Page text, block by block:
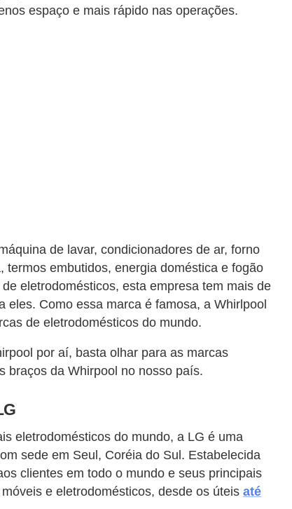
espaço e mais rápido nas operações.
de lavar, condicionadores de ar, forno
termos embutidos, energia doméstica e fogão
eletrodomésticos, esta empresa tem mais de
eles. Como essa marca é famosa, a Whirlpool
de eletrodomésticos do mundo.
por aí, basta olhar para as marcas
braços da Whirpool no nosso país.
eletrodomésticos do mundo, a LG é uma
sede em Seul, Coréia do Sul. Estabelecida
clientes em todo o mundo e seus principais
e eletrodomésticos, desde os úteis até